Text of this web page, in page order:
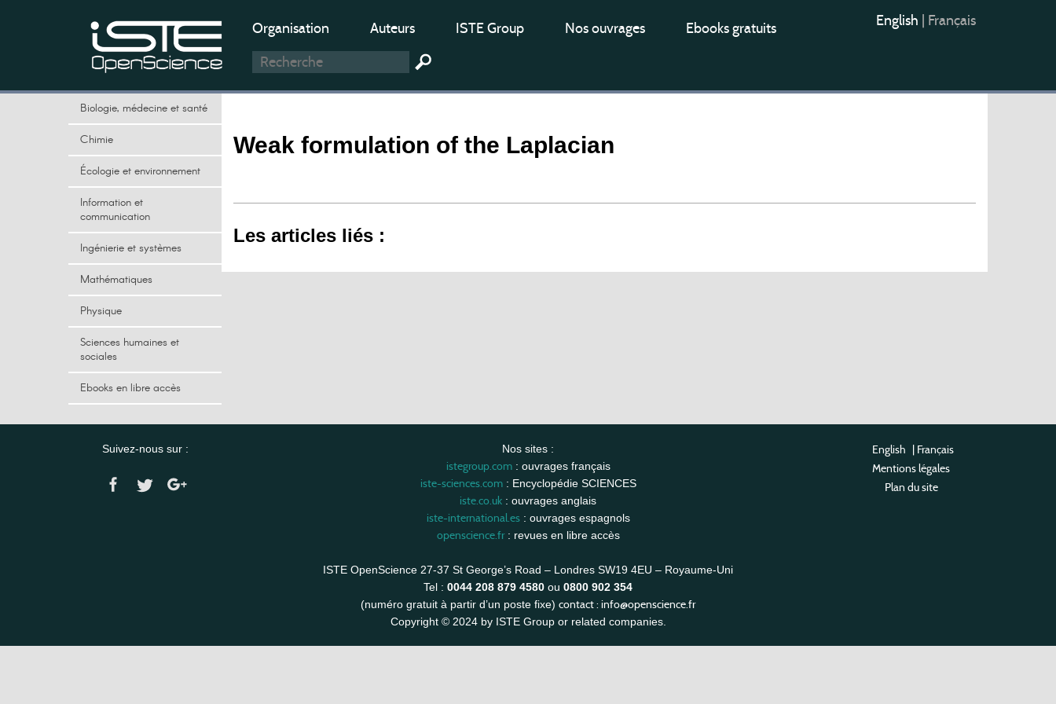
Organisation Auteurs ISTE Group Nos ouvrages Ebooks gratuits English Français
Biologie, médecine et santé
Chimie
Écologie et environnement
Information et
communication
Ingénierie et systèmes
Mathématiques
Physique
Sciences humaines et
sociales
Ebooks en libre accès
Weak formulation of the Laplacian
Les articles liés :
Suivez-nous sur : Nos sites :
istegroup.com: ouvrages français
iste-sciences.com: Encyclopédie SCIENCES
iste.co.uk : ouvrages anglais
iste-international.es: ouvrages espagnols
openscience.fr: revues en libre accès
ISTE OpenScience 27-37 St George’s Road – Londres SW19 4EU – Royaume-Uni
Tel : 0044 208 879 4580 ou 0800 902 354
(numéro gratuit à partir d’un poste fixe) contact : info@openscience.fr
Copyright © 2024 by ISTE Group or related companies.
English | Français
Mentions légales
Plan du site